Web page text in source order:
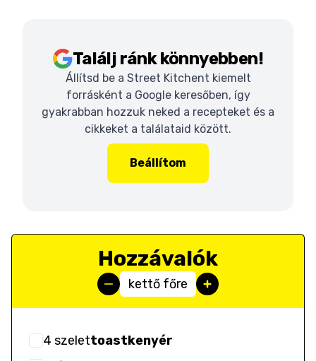
Találj ránk könnyebben!
Állítsd be a Street Kitchent kiemelt
forrásként a Google keresőben, így
gyakrabban hozzuk neked a recepteket és a
cikkeket a találataid között.
Beállítom
Hozzávalók
kettő főre
4 szelettoastkenyér